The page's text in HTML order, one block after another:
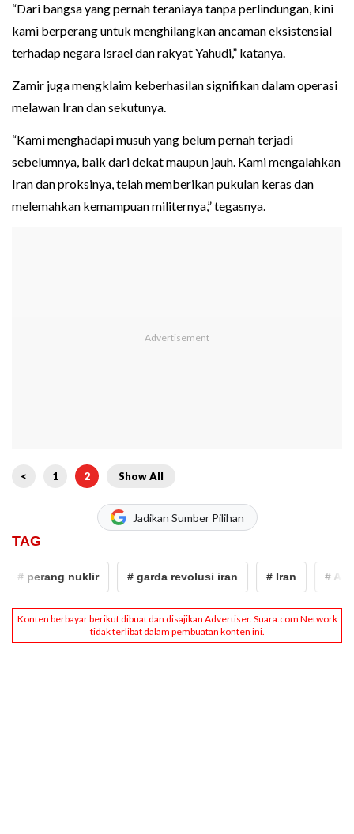
“Dari bangsa yang pernah teraniaya tanpa perlindungan, kini
kami berperang untuk menghilangkan ancaman eksistensial
terhadap negara Israel dan rakyat Yahudi,” katanya.
Zamir juga mengklaim keberhasilan signifikan dalam operasi
melawan Iran dan sekutunya.
“Kami menghadapi musuh yang belum pernah terjadi
sebelumnya, baik dari dekat maupun jauh. Kami mengalahkan
Iran dan proksinya, telah memberikan pukulan keras dan
melemahkan kemampuan militernya,” tegasnya.
< 1 2 Show All
Jadikan Sumber Pilihan
TAG
# perang nuklir # garda revolusi iran # Iran # AS-